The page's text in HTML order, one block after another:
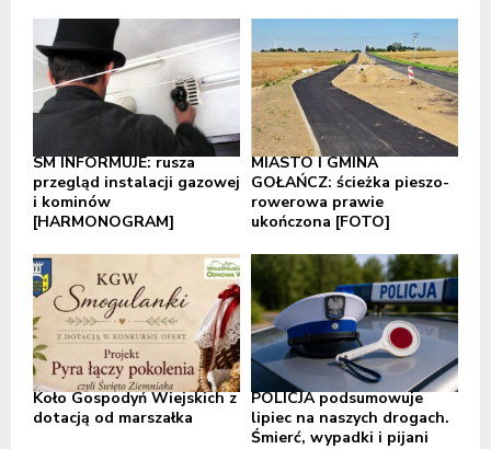
SM INFORMUJE: rusza
przegląd instalacji gazowej
i kominów
[HARMONOGRAM]
MIASTO I GMINA
GOŁAŃCZ: ścieżka pieszo-
rowerowa prawie
ukończona [FOTO]
Koło Gospodyń Wiejskich z
dotacją od marszałka
POLICJA podsumowuje
lipiec na naszych drogach.
Śmierć, wypadki i pijani